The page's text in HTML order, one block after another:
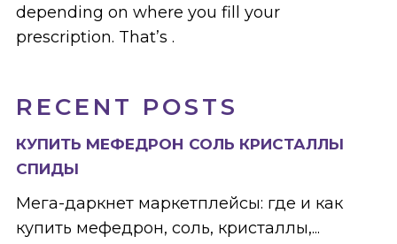
RECENT POSTS
КУПИТЬ МЕФЕДРОН СОЛЬ КРИСТАЛЛЫ
СПИДЫ
Мега-даркнет маркетплейсы: где и как
купить мефедрон, соль, кристаллы,...
depending on where you fill your
prescription. That’s .